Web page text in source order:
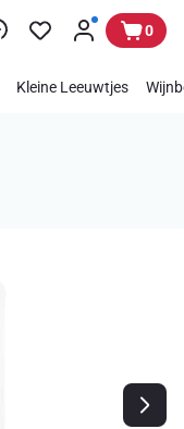
0
Kleine Leeuwtjes